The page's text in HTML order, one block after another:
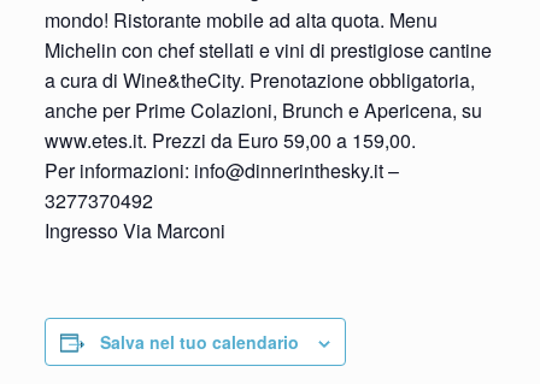
mondo! Ristorante mobile ad alta quota. Menu
Michelin con chef stellati e vini di prestigiose cantine
a cura di Wine&theCity. Prenotazione obbligatoria,
anche per Prime Colazioni, Brunch e Apericena, su
www.etes.it. Prezzi da Euro 59,00 a 159,00.
Per informazioni: info@dinnerinthesky.it –
3277370492
Ingresso Via Marconi
Salva nel tuo calendario